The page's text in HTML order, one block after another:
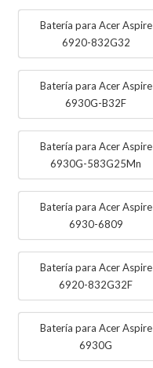
Batería para Acer Aspire
6920-832G32
Batería para Acer Aspire
6930G-B32F
Batería para Acer Aspire
6930G-583G25Mn
Batería para Acer Aspire
6930-6809
Batería para Acer Aspire
6920-832G32F
Batería para Acer Aspire
6930G